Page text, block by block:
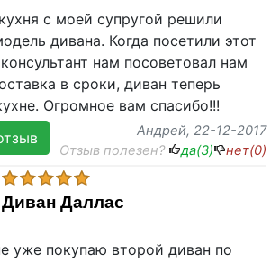
с моей супругой решили
дивана. Когда посетили этот
нам посоветовал нам
в сроки, диван теперь
Огромное вам спасибо!!!
Андрей, 22-12-2017
Отзыв полезен?
да(3) нет(0)
Диван Даллас
уже покупаю второй диван по